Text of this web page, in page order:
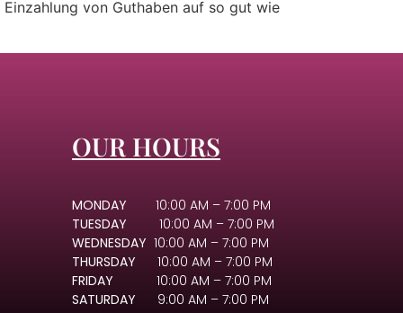
von Guthaben auf so gut wie
OUR HOURS
MONDAY 10:00 AM – 7:00 PM
TUESDAY
10:00 AM – 7:00 PM
WEDNESDAY 10:00 AM – 7:00 PM
THURSDAY 10:00 AM – 7:00 PM
FRIDAY 10:00 AM – 7:00 PM
SATURDAY 9:00 AM – 7:00 PM